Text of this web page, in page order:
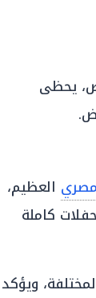
يحظى
العظيم،
كاملة
ويؤكد